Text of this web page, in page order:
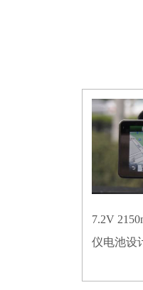
7.2V
仪电池设